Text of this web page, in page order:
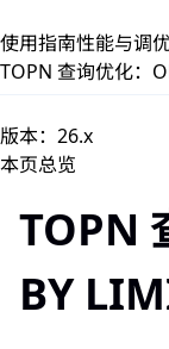
使用指南性能与调
TOPN 查询优化：
版本：26.x
本页总览
TOPN
BY